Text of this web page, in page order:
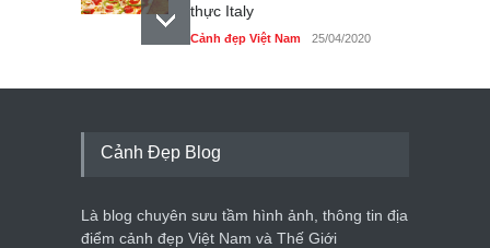
thực Italy
Cảnh đẹp Việt Nam 25/04/2020
Tam giác mạch khoe sắc
du lịch quốc gia
Cảnh đẹp Việt Nam 24/04/2020
Cảnh Đẹp Blog
Là blog chuyên sưu tầm hình ảnh, thông tin địa
điểm cảnh đẹp Việt Nam và Thế Giới